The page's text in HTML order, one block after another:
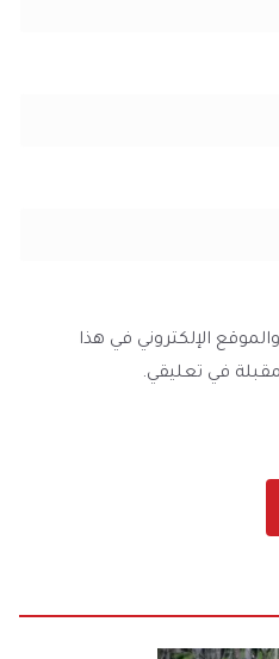
الإلكتروني في هذا
في تعليقي.